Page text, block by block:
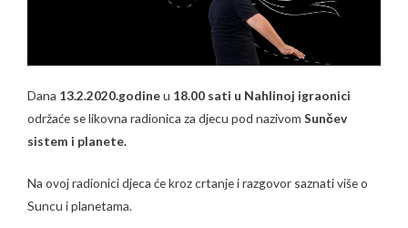
Dana 13.2.2020.godineu 18.00 sati u Nahlinoj igraonici
održaće se likovna radionica za djecu pod nazivom Sunčev
sistem i planete.
Na ovoj radionici djeca će kroz crtanje i razgovor saznati više o
Suncu i planetama.